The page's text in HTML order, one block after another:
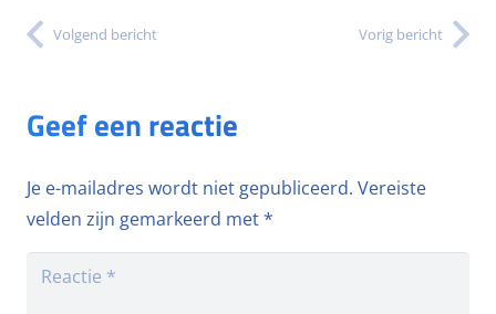
Volgend bericht Vorig bericht
Geef een reactie
Je e-mailadres wordt niet gepubliceerd. Vereiste
velden zijn gemarkeerd met*